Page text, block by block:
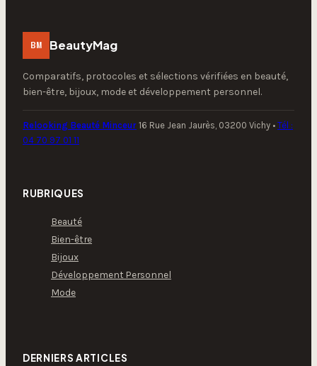
BM BeautyMag
Comparatifs, protocoles et sélections vérifiées en beauté,
bien-être, bijoux, mode et développement personnel.
Relooking Beauté Minceur 16 Rue Jean Jaurès, 03200 Vichy • Tél :
04 70 97 01 11
RUBRIQUES
Beauté
Bien-être
Bijoux
Développement Personnel
Mode
DERNIERS ARTICLES